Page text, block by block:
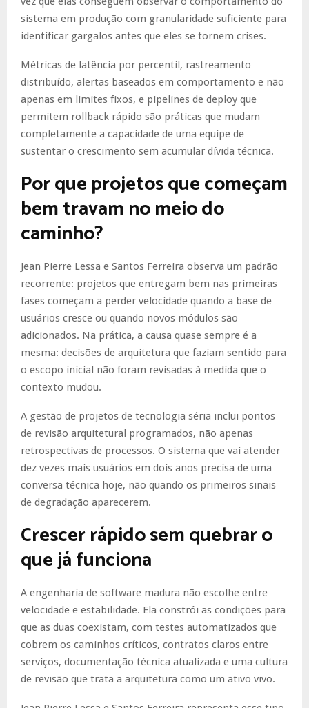
sistema em produção com granularidade suficiente para
identificar gargalos antes que eles se tornem crises.
Métricas de latência por percentil, rastreamento
distribuído, alertas baseados em comportamento e não
apenas em limites fixos, e pipelines de deploy que
permitem rollback rápido são práticas que mudam
completamente a capacidade de uma equipe de
sustentar o crescimento sem acumular dívida técnica.
Por que projetos que começam
bem travam no meio do
caminho?
Jean Pierre Lessa e Santos Ferreira observa um padrão
recorrente: projetos que entregam bem nas primeiras
fases começam a perder velocidade quando a base de
usuários cresce ou quando novos módulos são
adicionados. Na prática, a causa quase sempre é a
mesma: decisões de arquitetura que faziam sentido para
o escopo inicial não foram revisadas à medida que o
contexto mudou.
A gestão de projetos de tecnologia séria inclui pontos
de revisão arquitetural programados, não apenas
retrospectivas de processos. O sistema que vai atender
dez vezes mais usuários em dois anos precisa de uma
conversa técnica hoje, não quando os primeiros sinais
de degradação aparecerem.
Crescer rápido sem quebrar o
que já funciona
A engenharia de software madura não escolhe entre
velocidade e estabilidade. Ela constrói as condições para
que as duas coexistam, com testes automatizados que
cobrem os caminhos críticos, contratos claros entre
serviços, documentação técnica atualizada e uma cultura
de revisão que trata a arquitetura como um ativo vivo.